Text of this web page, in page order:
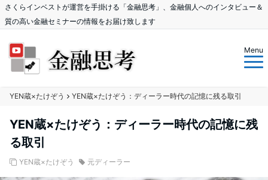
さくらインベストが運営を手掛ける「金融思考」、金融個人へのインタビュー＆
質の高い金融セミナーの情報をお届け致します
Menu
YEN蔵×たけぞう YEN蔵×たけぞう：ディーラー時代の記憶に残る取引
YEN蔵×たけぞう：ディーラー時代の記憶に残
る取引
YEN蔵×たけぞう 元ディーラー